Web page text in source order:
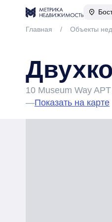
Главная / Объекты
10 Museum Way
—Показать на карте